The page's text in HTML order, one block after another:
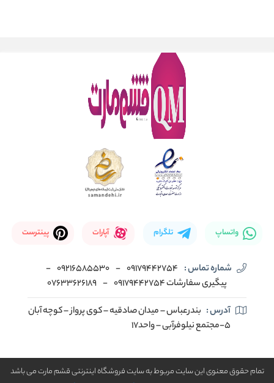
واتساپ تلگرام آپارات پینترست
شماره تماس : 09179442754
-
09216585530
-
پیگیری سفارشات 09179442754
-
07633626189
آدرس : بندرعباس – میدان صادقیه – کوی پرواز – کوچه آبان
5-مجتمع نیلوفرآبی – واحد17
تمام حقوق معنوی این سایت مربوط به سایت فروشگاه اینترنتی قشم مارت می باشد